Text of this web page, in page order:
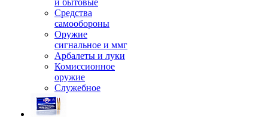
и бытовые
Средства
самообороны
Оружие
сигнальное и ммг
Арбалеты и луки
Комиссионное
оружие
Служебное